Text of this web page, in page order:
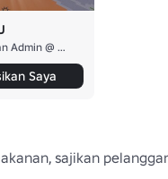
Penyalahgunaan Admin @ Awal Acara
Saya
sajikan